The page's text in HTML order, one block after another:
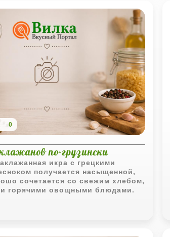
0
по-грузински
икра с грецкими
получается насыщенной,
сочетается со свежим хлебом,
горячими овощными блюдами.